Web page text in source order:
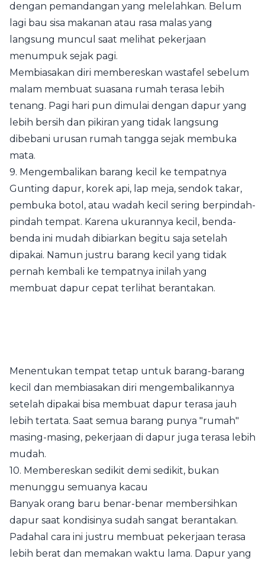
dengan pemandangan yang melelahkan. Belum
lagi bau sisa makanan atau rasa malas yang
langsung muncul saat melihat pekerjaan
menumpuk sejak pagi.
Membiasakan diri membereskan wastafel sebelum
malam membuat suasana rumah terasa lebih
tenang. Pagi hari pun dimulai dengan dapur yang
lebih bersih dan pikiran yang tidak langsung
dibebani urusan rumah tangga sejak membuka
mata.
9. Mengembalikan barang kecil ke tempatnya
Gunting dapur, korek api, lap meja, sendok takar,
pembuka botol, atau wadah kecil sering berpindah-
pindah tempat. Karena ukurannya kecil, benda-
benda ini mudah dibiarkan begitu saja setelah
dipakai. Namun justru barang kecil yang tidak
pernah kembali ke tempatnya inilah yang
membuat dapur cepat terlihat berantakan.
Menentukan tempat tetap untuk barang-barang
kecil dan membiasakan diri mengembalikannya
setelah dipakai bisa membuat dapur terasa jauh
lebih tertata. Saat semua barang punya "rumah"
masing-masing, pekerjaan di dapur juga terasa lebih
mudah.
10. Membereskan sedikit demi sedikit, bukan
menunggu semuanya kacau
Banyak orang baru benar-benar membersihkan
dapur saat kondisinya sudah sangat berantakan.
Padahal cara ini justru membuat pekerjaan terasa
lebih berat dan memakan waktu lama. Dapur yang